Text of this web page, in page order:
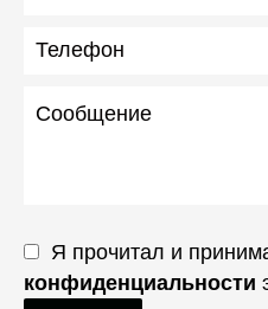
Я прочитал и
конфиденциальности